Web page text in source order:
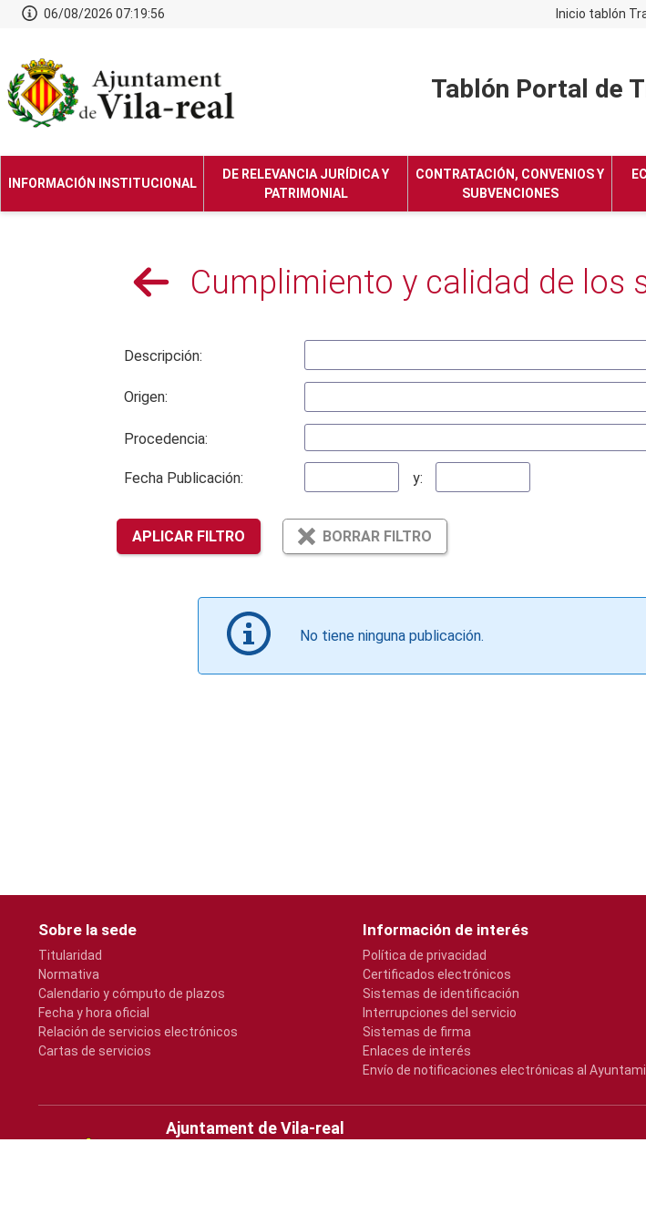
06/08/2026 07:19:56 Inicio tablón
Tablón Portal de
INFORMACIÓN INSTITUCIONAL
DE RELEVANCIA JURÍDICA Y
PATRIMONIAL
CONTRATACIÓN, CONVENIOS Y
SUBVENCIONES
Cumplimiento y calidad de los
Descripción:
Origen:
Procedencia:
Fecha Publicación: y:
APLICAR FILTRO BORRAR FILTRO
No tiene ninguna publicación.
Sobre la sede
Titularidad
Normativa
Calendario y cómputo de plazos
Fecha y hora oficial
Relación de servicios electrónicos
Cartas de servicios
Información de interés
Política de privacidad
Certificados electrónicos
Sistemas de identificación
Interrupciones del servicio
Sistemas de firma
Enlaces de interés
Envío de notificaciones electrónicas al
Ajuntament de Vila-real